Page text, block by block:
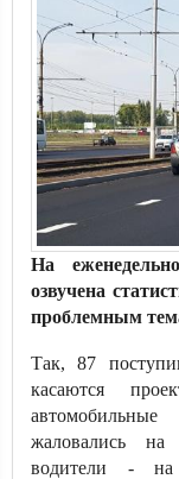
На
озвучена
проблемным
Так, 87
касаются
жаловались на
водители - на